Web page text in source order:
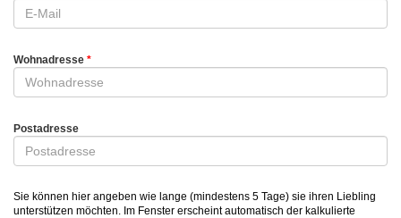
Wohnadresse
Postadresse
Sie können hier angeben wie lange (mindestens 5 Tage) sie ihren Liebling
unterstützen möchten. Im Fenster erscheint automatisch der kalkulierte